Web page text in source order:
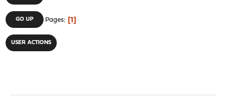
GO UP Pages 1
USER ACTIONS